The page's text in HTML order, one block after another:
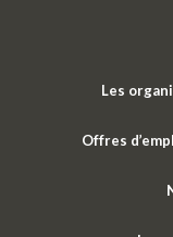
Les
Offres